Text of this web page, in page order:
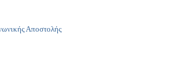
Αποστολής